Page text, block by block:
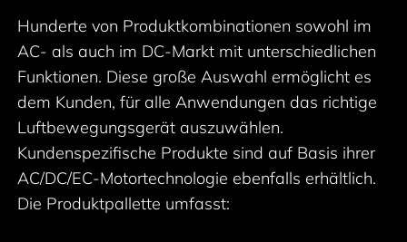
Hunderte von Produktkombinationen sowohl im
AC- als auch im DC-Markt mit unterschiedlichen
Funktionen. Diese große Auswahl ermöglicht es
dem Kunden, für alle Anwendungen das richtige
Luftbewegungsgerät auszuwählen.
Kundenspezifische Produkte sind auf Basis ihrer
AC/DC/EC-Motortechnologie ebenfalls erhältlich.
Die Produktpallette umfasst: